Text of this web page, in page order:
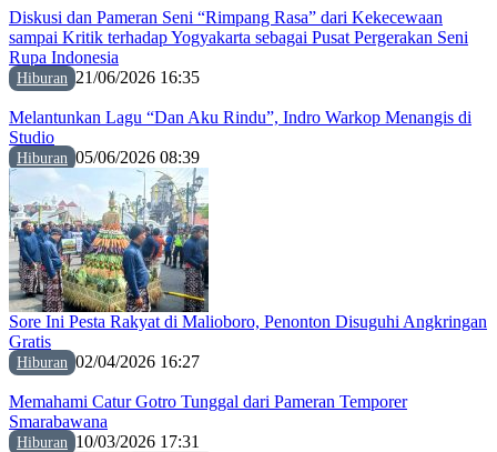
Diskusi dan Pameran Seni “Rimpang Rasa” dari Kekecewaan
sampai Kritik terhadap Yogyakarta sebagai Pusat Pergerakan Seni
Rupa Indonesia
Hiburan 21/06/2026 16:35
Melantunkan Lagu “Dan Aku Rindu”, Indro Warkop Menangis di
Studio
Hiburan 05/06/2026 08:39
Sore Ini Pesta Rakyat di Malioboro, Penonton Disuguhi Angkringan
Gratis
Hiburan 02/04/2026 16:27
Memahami Catur Gotro Tunggal dari Pameran Temporer
Smarabawana
Hiburan 10/03/2026 17:31